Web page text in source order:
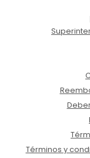
Términos y